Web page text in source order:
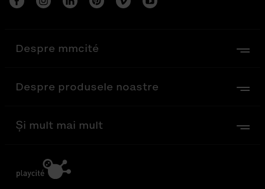
Despre mmcité
Despre produsele noastre
Și mult mai mult